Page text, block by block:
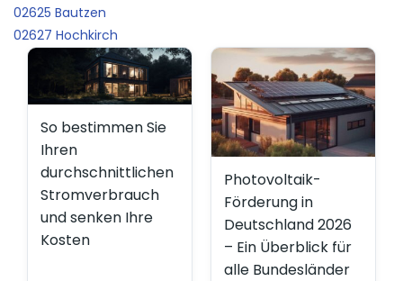
02625 Bautzen
02627 Hochkirch
So bestimmen Sie
Ihren
durchschnittlichen
Stromverbrauch
und senken Ihre
Kosten
Photovoltaik-
Förderung in
Deutschland 2026
– Ein Überblick für
alle Bundesländer